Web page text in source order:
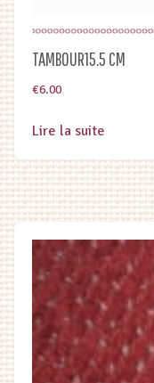
TAMBOUR15.5 CM
€6.00
Lire la suite